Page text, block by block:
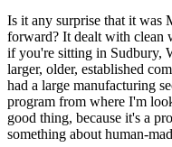
Is it any surprise that it was
forward? It dealt with clean
if you're sitting in Sudbury,
larger, older, established
had a large manufacturing
program from where I'm
good thing, because it's a
something about human-